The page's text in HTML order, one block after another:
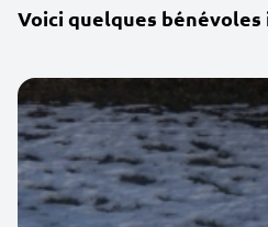
Voici quelques